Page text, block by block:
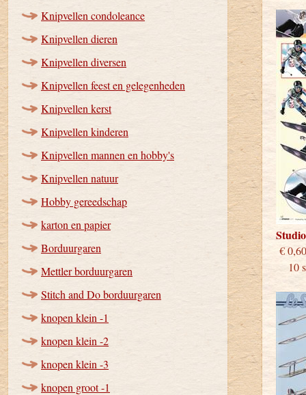
Knipvellen condoleance
Knipvellen dieren
Knipvellen diversen
Knipvellen feest en gelegenheden
Knipvellen kerst
Knipvellen kinderen
Knipvellen mannen en hobby's
Knipvellen natuur
Hobby gereedschap
karton en papier
Borduurgaren
Mettler borduurgaren
Stitch and Do borduurgaren
knopen klein -1
knopen klein -2
knopen klein -3
knopen groot -1
10